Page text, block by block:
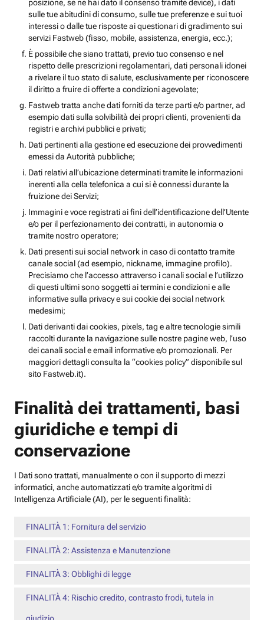
posizione, se ne hai dato il consenso tramite device), i dati
sulle tue abitudini di consumo, sulle tue preferenze e sui tuoi
interessi o dalle tue risposte ai questionari di gradimento sui
servizi Fastweb (fisso, mobile, assistenza, energia, ecc.);
È possibile che siano trattati, previo tuo consenso e nel
rispetto delle prescrizioni regolamentari, dati personali idonei
a rivelare il tuo stato di salute, esclusivamente per riconoscere
il diritto a fruire di offerte a condizioni agevolate;
Fastweb tratta anche dati forniti da terze parti e/o partner, ad
esempio dati sulla solvibilità dei propri clienti, provenienti da
registri e archivi pubblici e privati;
Dati pertinenti alla gestione ed esecuzione dei provvedimenti
emessi da Autorità pubbliche;
Dati relativi all’ubicazione determinati tramite le informazioni
inerenti alla cella telefonica a cui si è connessi durante la
fruizione dei Servizi;
Immagini e voce registrati ai fini dell’identificazione dell’Utente
e/o per il perfezionamento dei contratti, in autonomia o
tramite nostro operatore;
Dati presenti sui social network in caso di contatto tramite
canale social (ad esempio, nickname, immagine profilo).
Precisiamo che l’accesso attraverso i canali social e l’utilizzo
di questi ultimi sono soggetti ai termini e condizioni e alle
informative sulla privacy e sui cookie dei social network
medesimi;
Dati derivanti dai cookies, pixels, tag e altre tecnologie simili
raccolti durante la navigazione sulle nostre pagine web, l’uso
dei canali social e email informative e/o promozionali. Per
maggiori dettagli consulta la “cookies policy” disponibile sul
sito Fastweb.it).
Finalità dei trattamenti, basi
giuridiche e tempi di
conservazione
I Dati sono trattati, manualmente o con il supporto di mezzi
informatici, anche automatizzati e/o tramite algoritmi di
Intelligenza Artificiale (AI), per le seguenti finalità:
FINALITÀ 1: Fornitura del servizio
FINALITÀ 2: Assistenza e Manutenzione
FINALITÀ 3: Obblighi di legge
FINALITÀ 4: Rischio credito, contrasto frodi, tutela in